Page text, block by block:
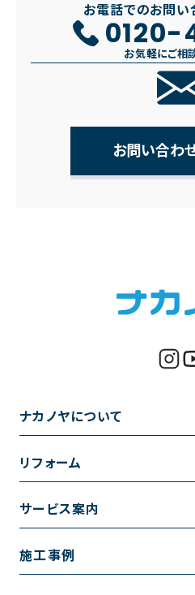
お電話でのお問い
0120-
お気軽にご相
お問い合わ
ナカノヤについて
事業内容
採用情報
リフォーム
トイレのリフォーム
キッチンのリフォーム
サービス案内
サービスの流れ
施工事例